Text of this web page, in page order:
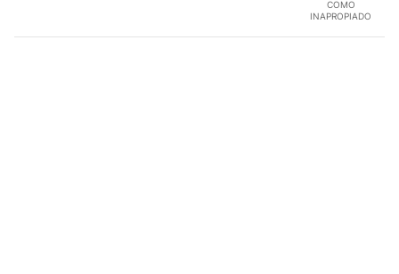
COMO
INAPROPIADO